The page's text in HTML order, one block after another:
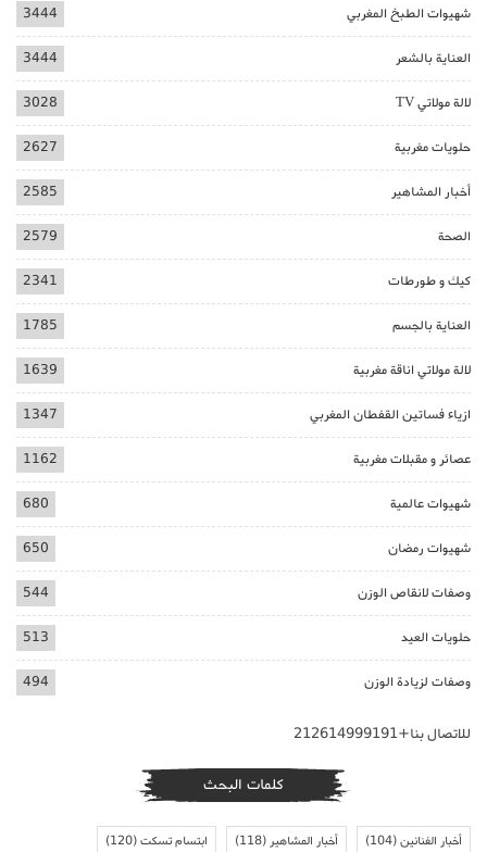
شهيوات الطبخ المغربي 3444
العناية بالشعر 3444
لالة مولاتي TV 3028
حلويات مغربية 2627
أخبار المشاهير 2585
الصحة 2579
كيك و طورطات 2341
العناية بالجسم 1785
لالة مولاتي اناقة مغربية 1639
ازياء فساتين القفطان المغربي 1347
عصائر و مقبلات مغربية 1162
شهيوات عالمية 680
شهيوات رمضان 650
وصفات لانقاص الوزن 544
حلويات العيد 513
وصفات لزيادة الوزن 494
للاتصال بنا+212614999191
كلمات البحث
أخبار الفنانين(104) أخبار المشاهير(118) ابتسام تسكت(120)